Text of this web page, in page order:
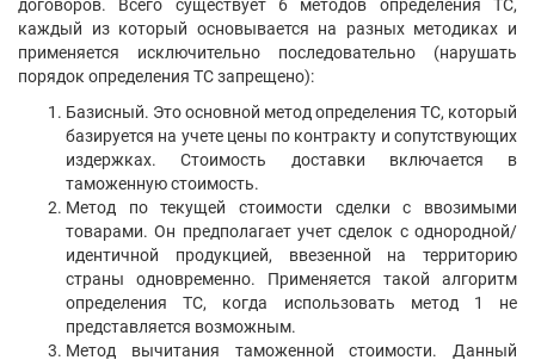
договоров. Всего существует 6 методов определения ТС,
каждый из который основывается на разных методиках и
применяется исключительно последовательно (нарушать
порядок определения ТС запрещено):
Базисный. Это основной метод определения ТС, который
базируется на учете цены по контракту и сопутствующих
издержках. Стоимость доставки включается в
таможенную стоимость.
Метод по текущей стоимости сделки с ввозимыми
товарами. Он предполагает учет сделок с однородной/
идентичной продукцией, ввезенной на территорию
страны одновременно. Применяется такой алгоритм
определения ТС, когда использовать метод 1 не
представляется возможным.
Метод вычитания таможенной стоимости. Данный